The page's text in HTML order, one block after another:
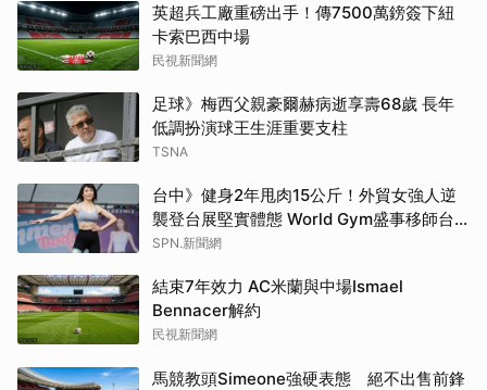
英超兵工廠重磅出手！傳7500萬鎊簽下紐
卡索巴西中場
民視新聞網
足球》梅西父親豪爾赫病逝享壽68歲 長年
低調扮演球王生涯重要支柱
TSNA
台中》健身2年甩肉15公斤！外貿女強人逆
襲登台展堅實體態 World Gym盛事移師台
中開戰
SPN.新聞網
結束7年效力 AC米蘭與中場Ismael
Bennacer解約
民視新聞網
馬競教頭Simeone強硬表態 絕不出售前鋒